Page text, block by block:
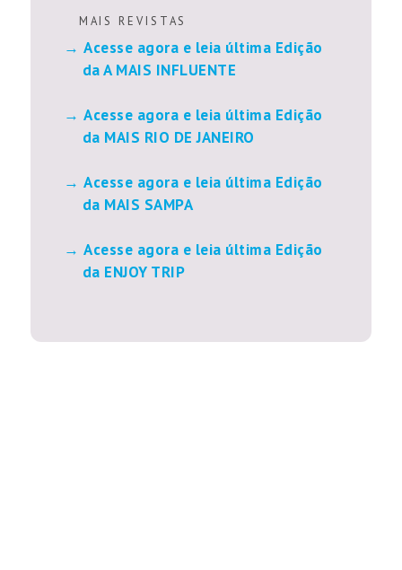
M A I S R E V I S T A S
Acesse agora e leia última Edição
da A MAIS INFLUENTE
Acesse agora e leia última Edição
da MAIS RIO DE JANEIRO
Acesse agora e leia última Edição
da MAIS SAMPA
Acesse agora e leia última Edição
da ENJOY TRIP